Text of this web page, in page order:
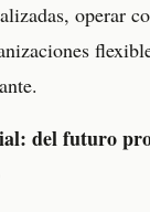
operar
del futuro